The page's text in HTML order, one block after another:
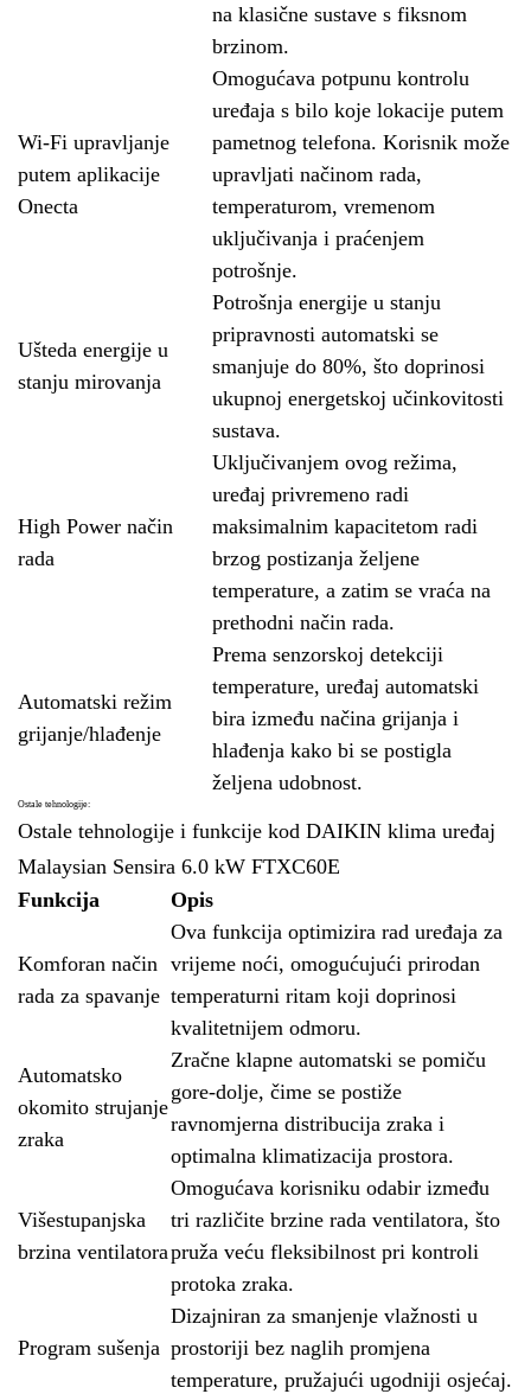
na klasične sustave s fiksnom
brzinom.
Wi-Fi upravljanje
putem aplikacije
Onecta
Omogućava potpunu kontrolu
uređaja s bilo koje lokacije putem
pametnog telefona. Korisnik može
upravljati načinom rada,
temperaturom, vremenom
uključivanja i praćenjem
potrošnje.
Ušteda energije u
stanju mirovanja
Potrošnja energije u stanju
pripravnosti automatski se
smanjuje do 80%, što doprinosi
ukupnoj energetskoj učinkovitosti
sustava.
High Power način
rada
Uključivanjem ovog režima,
uređaj privremeno radi
maksimalnim kapacitetom radi
brzog postizanja željene
temperature, a zatim se vraća na
prethodni način rada.
Automatski režim
grijanje/hlađenje
Prema senzorskoj detekciji
temperature, uređaj automatski
bira između načina grijanja i
hlađenja kako bi se postigla
željena udobnost.
Ostale tehnologije:
Ostale tehnologije i funkcije kod DAIKIN klima uređaj
Malaysian Sensira 6.0 kW FTXC60E
Funkcija
Opis
Komforan način
rada za spavanje
Ova funkcija optimizira rad uređaja za
vrijeme noći, omogućujući prirodan
temperaturni ritam koji doprinosi
kvalitetnijem odmoru.
Automatsko
okomito strujanje
zraka
Zračne klapne automatski se pomiču
gore-dolje, čime se postiže
ravnomjerna distribucija zraka i
optimalna klimatizacija prostora.
Višestupanjska
brzina ventilatora
Omogućava korisniku odabir između
tri različite brzine rada ventilatora, što
pruža veću fleksibilnost pri kontroli
protoka zraka.
Program sušenja
Dizajniran za smanjenje vlažnosti u
prostoriji bez naglih promjena
temperature, pružajući ugodniji osjećaj.